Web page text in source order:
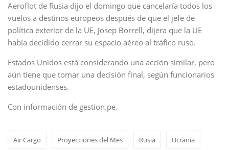
Aeroflot de Rusia dijo el domingo que cancelaría todos los
vuelos a destinos europeos después de que el jefe de
política exterior de la UE, Josep Borrell, dijera que la UE
había decidido cerrar su espacio aéreo al tráfico ruso.
Estados Unidos está considerando una acción similar, pero
aún tiene que tomar una decisión final, según funcionarios
estadounidenses.
Con información de gestion.pe.
Air Cargo Proyecciones del Mes Rusia Ucrania